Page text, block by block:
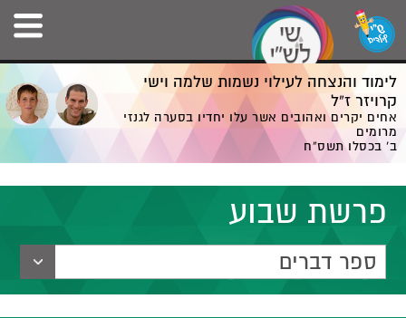
לימוד והנצחה לעילוי נשמות שלמה וישי
קרויזר ז”ל
אחים יקרים ואהובים אשר עלו יחדיו בסערה לגנזי
מרומים
ב' בכסלו תשס”ח
פרשת שבוע
ספר דברים